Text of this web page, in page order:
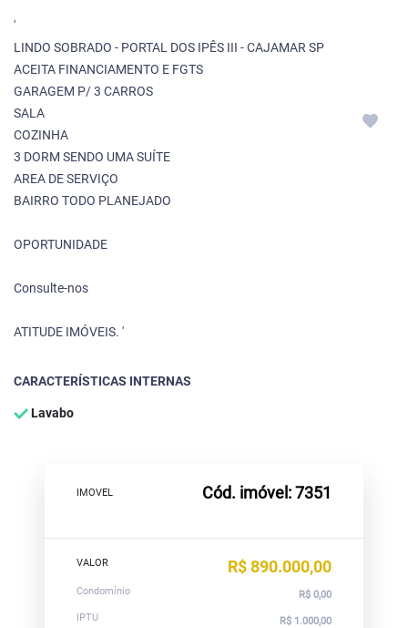
'
LINDO SOBRADO - PORTAL DOS IPÊS III - CAJAMAR SP
ACEITA FINANCIAMENTO E FGTS
GARAGEM P/ 3 CARROS
SALA
COZINHA
3 DORM SENDO UMA SUÍTE
AREA DE SERVIÇO
BAIRRO TODO PLANEJADO
OPORTUNIDADE
Consulte-nos
ATITUDE IMÓVEIS. '
CARACTERÍSTICAS INTERNAS
Lavabo
IMOVEL Cód. imóvel: 7351
VALOR R$ 890.000,00
Condomínio
R$ 0,00
IPTU
R$ 1.000,00